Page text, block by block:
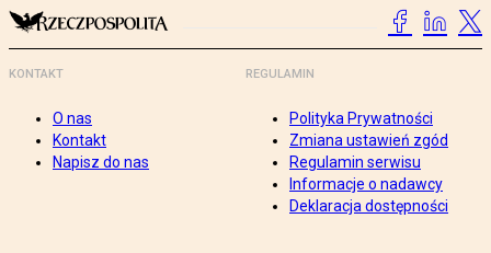
KONTAKT
O nas
Kontakt
Napisz do nas
REGULAMIN
Polityka Prywatności
Zmiana ustawień zgód
Regulamin serwisu
Informacje o nadawcy
Deklaracja dostępności